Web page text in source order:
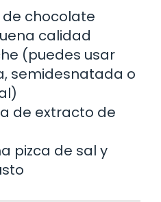
chocolate
calidad
(puedes usar
semidesnatada o
de extracto de
pizca de sal y